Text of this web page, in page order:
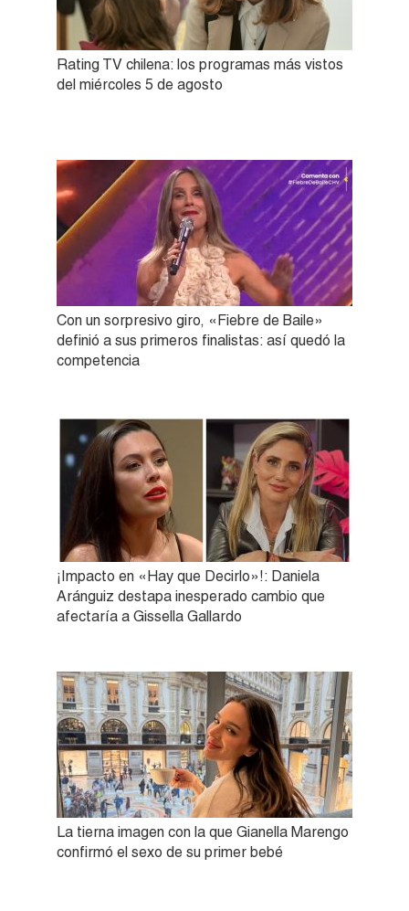
Rating TV chilena: los programas más vistos
del miércoles 5 de agosto
Con un sorpresivo giro, «Fiebre de Baile»
definió a sus primeros finalistas: así quedó la
competencia
¡Impacto en «Hay que Decirlo»!: Daniela
Aránguiz destapa inesperado cambio que
afectaría a Gissella Gallardo
La tierna imagen con la que Gianella Marengo
confirmó el sexo de su primer bebé